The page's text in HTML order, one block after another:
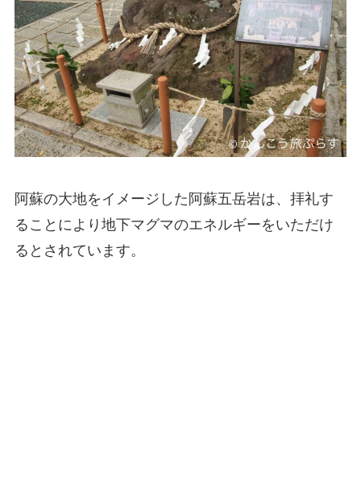
阿蘇の大地をイメージした阿蘇五岳岩は、拝礼す
ることにより地下マグマのエネルギーをいただけ
るとされています。